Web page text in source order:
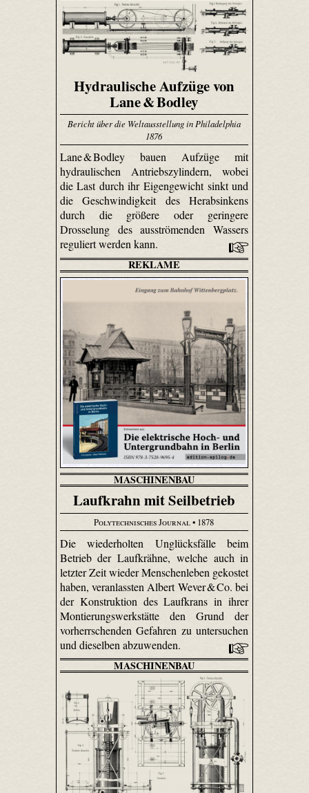
Hydraulische Aufzüge von
Lane & Bodley
Bericht über die Weltausstellung in Philadelphia
1876
Lane & Bodley bauen Aufzüge mit
hydraulischen Antriebszylindern, wobei
die Last durch ihr Eigengewicht sinkt und
die Geschwindigkeit des Herabsinkens
durch die größere oder geringere
Drosselung des ausströmenden Wassers
reguliert werden kann.
REKLAME
MASCHINENBAU
Laufkrahn mit Seilbetrieb
Polytechnisches Journal• 1878
Die wiederholten Unglücksfälle beim
Betrieb der Lauf­krähne, welche auch in
letzter Zeit wieder Menschenleben gekostet
haben, veranlassten Albert Wever & Co. bei
der Konstruktion des Laufkrans in ihrer
Montierungs­werk­stätte den Grund der
vorherrschenden Gefahren zu untersuchen
und dieselben abzuwenden.
MASCHINENBAU